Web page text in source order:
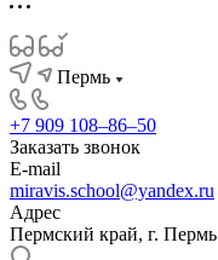
Пермь
+7 909 108‒86‒50
Заказать звонок
E-mail
miravis.school@yandex.ru
Адрес
Пермский край, г. Пермь